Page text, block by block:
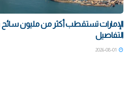
الإمارات تستقطب أكثر من مليون
التفاصيل